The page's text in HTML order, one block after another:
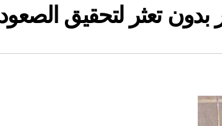
بدون تعثر لتحقيق الصعود